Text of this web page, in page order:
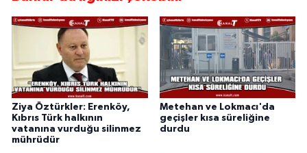
Ziya Öztürkler: Erenköy,
Kıbrıs Türk halkının
vatanına vurduğu silinmez
mührüdür
Metehan ve Lokmacı'da
geçişler kısa süreliğine
durdu